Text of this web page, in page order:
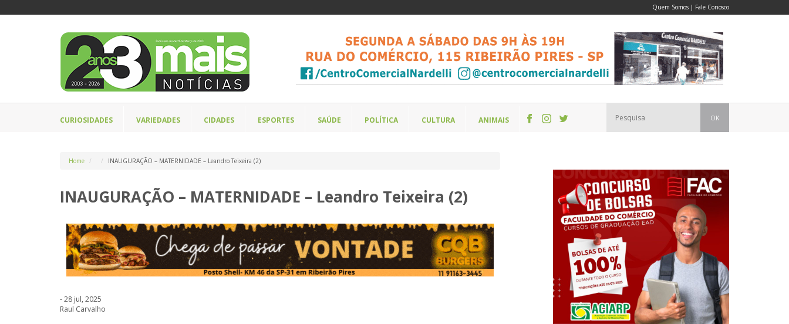
Quem Somos | Fale Conosco
CURIOSIDADES VARIEDADES CIDADES ESPORTES SAÚDE POLÍTICA CULTURA ANIMAIS OK
Home INAUGURAÇÃO – MATERNIDADE – Leandro Teixeira (2)
INAUGURAÇÃO – MATERNIDADE – Leandro Teixeira (2)
- 28 jul, 2025
Raul Carvalho